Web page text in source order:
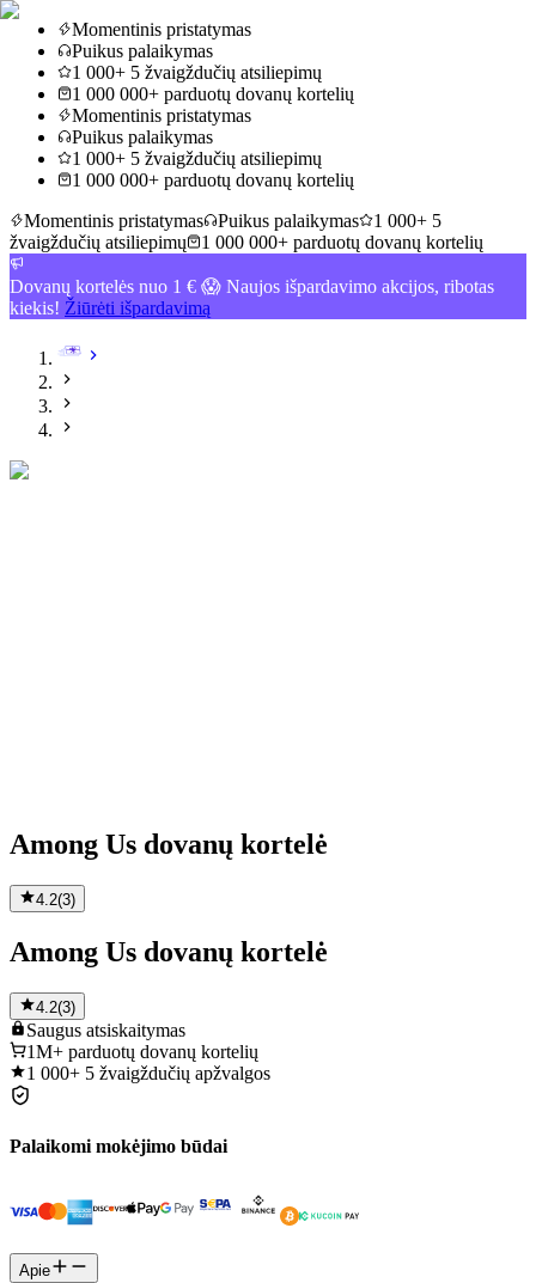
Momentinis pristatymas
Puikus palaikymas
1 000+ 5 žvaigždučių atsiliepimų
1 000 000+ parduotų dovanų kortelių
Momentinis pristatymas
Puikus palaikymas
1 000+ 5 žvaigždučių atsiliepimų
1 000 000+ parduotų dovanų kortelių
Momentinis pristatymas
Puikus palaikymas
1 000+ 5
žvaigždučių atsiliepimų
1 000 000+ parduotų dovanų kortelių
Dovanų kortelės nuo 1 € 😱 Naujos išpardavimo akcijos, ribotas
kiekis! Žiūrėti išpardavimą
Among Us dovanų kortelė
4.2(3)
Among Us dovanų kortelė
4.2(3)
Saugus atsiskaitymas
1M+ parduotų dovanų kortelių
1 000+ 5 žvaigždučių apžvalgos
Palaikomi mokėjimo būdai
Apie